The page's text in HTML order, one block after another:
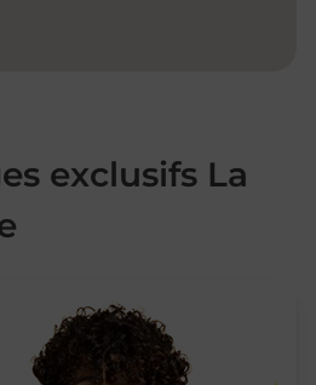
exclusifs La